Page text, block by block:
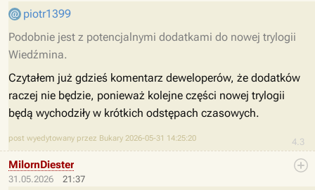
4.3
piotr1399
Podobnie jest z potencjalnymi dodatkami do nowej trylogii
Wiedźmina.
Czytałem już gdzieś komentarz deweloperów, że dodatków
raczej nie będzie, ponieważ kolejne części nowej trylogii
będą wychodziły w krótkich odstępach czasowych.
post wyedytowany przez Bukary 2026-05-31 14:25:20
31.05.2026 21:37
MilornDiester